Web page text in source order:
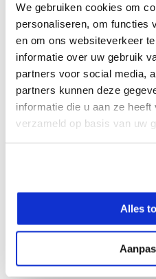
We gebruiken cookies om
personaliseren, om functies
en om ons websiteverkeer
informatie over uw gebruik
partners voor social media,
partners kunnen deze
informatie die u aan ze
verzameld op basis van uw
Alles
Zeer uitgebreid
Millimeterontvanger
Geen digitaal afschot
Vergelijk